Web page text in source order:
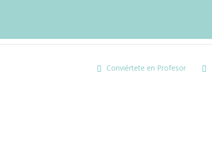
Conviértete en Profesor